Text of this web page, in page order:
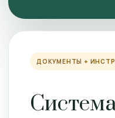
ДОКУМЕНТЫ +